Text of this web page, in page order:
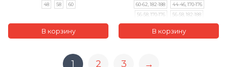
48 58 60 60-62, 182-188
44-46, 170-176
56-58, 170-176
56-58, 182-188
60-62, 170-176
48-50, 182-188
52-54, 170-176
48-50, 170-176
1 2 3 →